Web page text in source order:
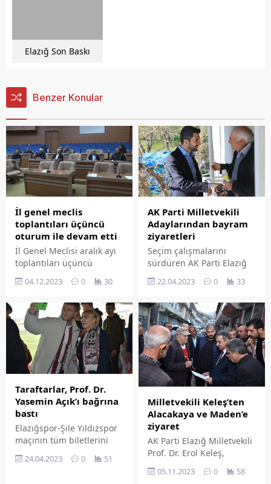
Elazığ Son Baskı
Benzer Konular
İl genel meclis
toplantıları üçüncü
oturum ile devam etti
İl Genel Meclisi aralık ayı
toplantıları üçüncü
birleşimle devam etti.
04.12.2023 0 30
AK Parti Milletvekili
Adaylarından bayram
ziyaretleri
Seçim çalışmalarını
sürdüren AK Parti Elazığ
milletvekili adayları
vatandaşlarla bir araya
22.04.2023 0 33
Taraftarlar, Prof. Dr.
Yasemin Açık’ı bağrına
bastı
Elazığspor-Şile Yıldızspor
maçının tüm biletlerini
satın alarak taraftarlara
jest yapan Elazığ Bağımsız
24.04.2023 0 51
Milletvekili Keleş’ten
Alacakaya ve Maden’e
ziyaret
AK Parti Elazığ Milletvekili
Prof. Dr. Erol Keleş,
ziyaretlerine Alacakaya ve
Maden ilçeleri ile devam
05.11.2023 0 58